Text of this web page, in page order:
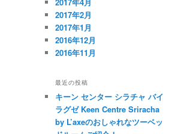
2017年2月
2017年1月
2016年12月
2016年11月
最近の投稿
キーン センター シラチャ バイ
ラグゼ Keen Centre Sriracha
by L’axeのおしゃれなツーベッ